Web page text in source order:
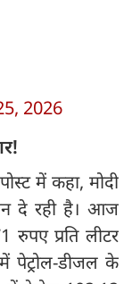
2026
में कहा, मोदी
दे रही है। आज
प्रति लीटर
पेट्रोल-डीजल के